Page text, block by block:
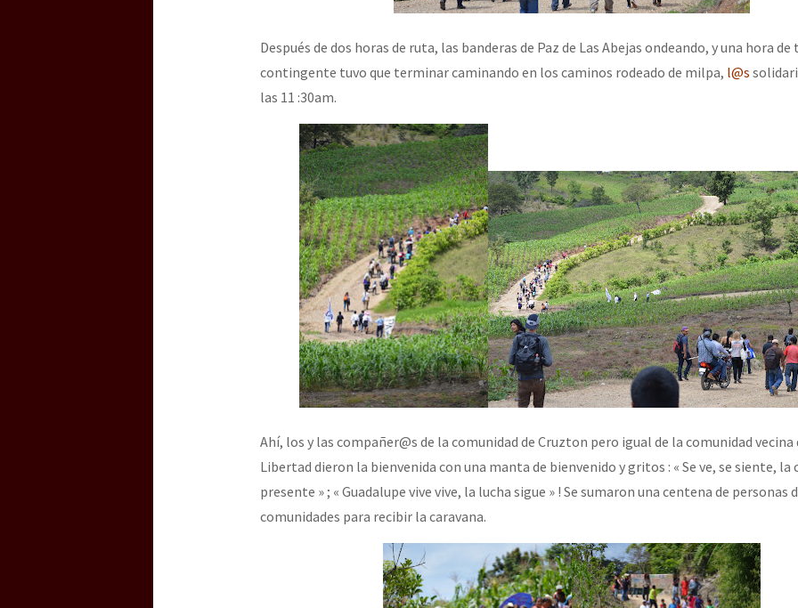
Después de dos horas de ruta, las banderas de Paz de Las Abejas ondeando, y una hora
contingente tuvo que terminar caminando en los caminos rodeado de milpa, l@s
las 11 :30am.
Ahí, los y las compañer@s de la comunidad de Cruzton pero igual de la comunidad vecina
Libertad dieron la bienvenida con una manta de bienvenido y gritos : « Se ve, se siente, la
presente » ; « Guadalupe vive vive, la lucha sigue » ! Se sumaron una centena de personas
comunidades para recibir la caravana.